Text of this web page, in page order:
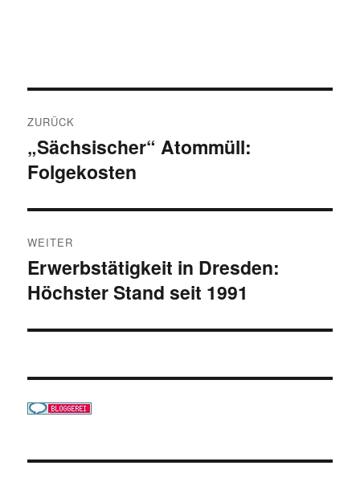
ZURÜCK
Vorheriger
Beitrag:
„Sächsischer“ Atommüll:
Folgekosten
WEITER
Nächster
Beitrag:
Erwerbstätigkeit in Dresden:
Höchster Stand seit 1991